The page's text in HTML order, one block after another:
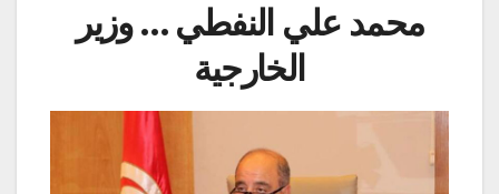
محمد علي النفطي … وزير
الخارجية